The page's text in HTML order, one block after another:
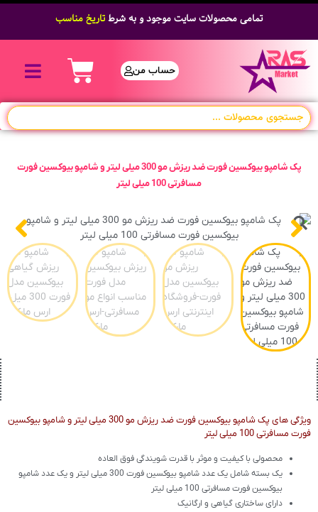
تمامی محصولات سایت موجود و به شرطتاریخ مناسب
حساب من
پک شامپو بیوکسین فورت ضد ریزش مو 300 میلی لیتر و شامپو بیوکسین فورت
مسافرتی 100 میلی لیتر
ویژگی های پک شامپو بیوکسین فورت ضد ریزش مو 300 میلی لیتر و شامپو بیوکسین
فورت مسافرتی 100 میلی لیتر
محصولی با کیفیت و موثر با قدرت شویندگی فوق العاده
یک بسته شامل یک عدد شامپو بیوکسین فورت 300 میلی لیتر و یک عدد شامپو
بیوکسین فورت مسافرتی 100 میلی لیتر
دارای ساختاری گیاهی و ارگانیک